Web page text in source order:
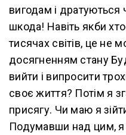
вигодам і дратуються
шкода! Навіть якби
тисячах світів, це не
досягненням стану
вийти і випросити
своє життя? Потім я
присягу. Чи маю я
Подумавши над цим, я